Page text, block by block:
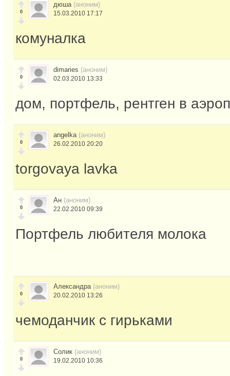
0
дюша (аноним)
15.03.2010 17:17
комуналка
0
dimaries (аноним)
02.03.2010 13:33
дом, портфель, рентген в
0
angelka (аноним)
26.02.2010 20:20
torgovaya lavka
0
Ан (аноним)
22.02.2010 09:39
Портфель любителя молока
0
Александра (аноним)
20.02.2010 13:26
чемоданчик с гирьками
0
Солик (аноним)
19.02.2010 10:36